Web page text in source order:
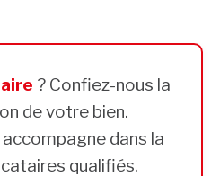
? Confiez-nous la
de votre bien.
dans la
qualifiés.